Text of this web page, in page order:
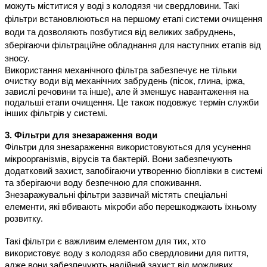
можуть міститися у воді з колодязя чи свердловини. Такі
фільтри встановлюються на першому етапі системи очищення
води та дозволяють позбутися від великих забруднень,
зберігаючи фільтраційне обладнання для наступних етапів від
зносу.
Використання механічного фільтра забезпечує не тільки
очистку води від механічних забрудень (пісок, глина, іржа,
завислі речовини та інше), але й зменшує навантаження на
подальші етапи очищення. Це також подовжує термін служби
інших фільтрів у системі.
3. Фільтри для знезараження води
Фільтри для знезараження використовуються для усунення
мікроорганізмів, вірусів та бактерій. Вони забезпечують
додатковий захист, запобігаючи утворенню біоплівки в системі
та зберігаючи воду безпечною для споживання.
Знезаражувальні фільтри зазвичай містять спеціальні
елементи, які вбивають мікроби або перешкоджають їхньому
розвитку.
Такі фільтри є важливим елементом для тих, хто
використовує воду з колодязя або свердловини для пиття,